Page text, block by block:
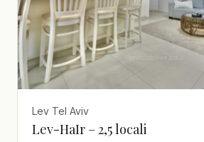
Lev Tel Aviv
Lev-HaIr – 2,5 locali